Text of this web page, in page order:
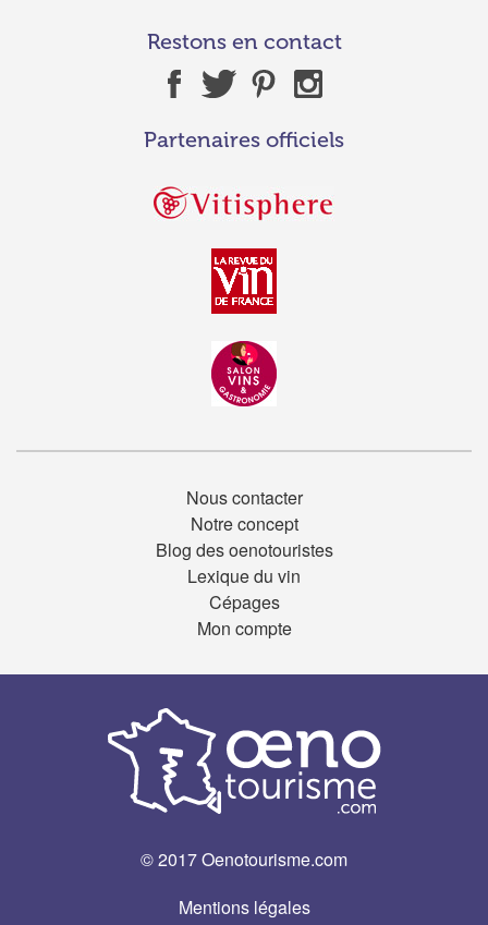
Restons en contact
Partenaires officiels
Nous contacter
Notre concept
Blog des oenotouristes
Lexique du vin
Cépages
Mon compte
© 2017 Oenotourisme.com
Mentions légales